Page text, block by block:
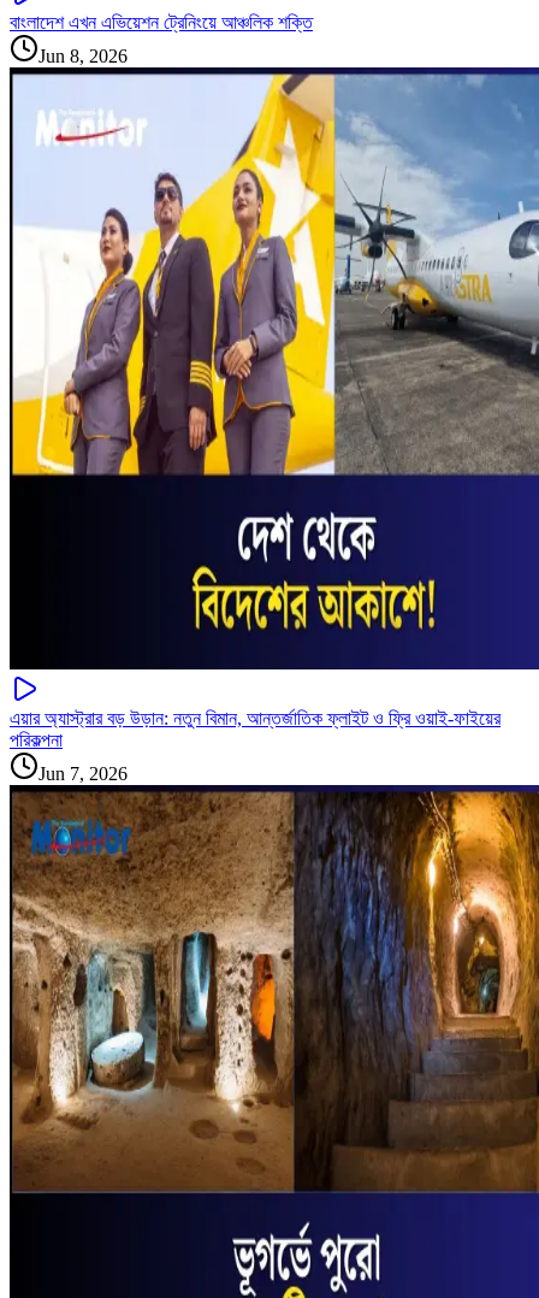
বাংলাদেশ এখন এভিয়েশন ট্রেনিংয়ে আঞ্চলিক শক্তি
Jun 8, 2026
এয়ার অ্যাস্ট্রার বড় উড়ান: নতুন বিমান, আন্তর্জাতিক ফ্লাইট ও ফ্রি ওয়াই-ফাইয়ের
পরিকল্পনা
Jun 7, 2026